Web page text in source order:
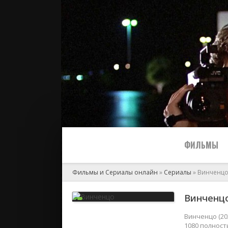
ФИЛЬМЫ
2024
Фильмы и Сериалы онлайн » Сериалы » Винченцо
Винченцо
1080